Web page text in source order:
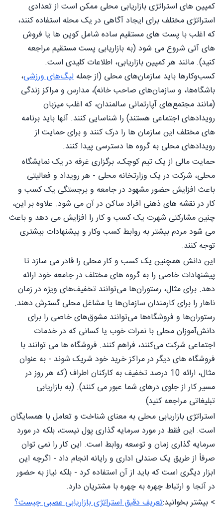
کمپین های استراتژی بازاریابی محلی ممکن است از تعدادی
استراتژی مختلف برای ایجاد آگاهی در یک محله استفاده کنند،
که اغلب با پست های مستقیم ساده شامل کوپن ها یا فروش
های آتی شروع می شود (به بازاریابی پست مستقیم مراجعه
کنید). مانند هر کمپین بازاریابی، اطلاعات کلیدی است.
کسب‌وکارها باید سازمان‌های محلی (از جمله لیگ‌های ورزشی،
باشگاه‌ها، و سازمان‌های صاحب خانه)، مدارس و مراکز زندگی
(مانند مجتمع‌های آپارتمانی سالمندان، که اغلب میزبان
رویدادهای اجتماعی هستند) را شناسایی کنند. آنها باید برنامه
های مختلف این سازمان ها را درک کنند و برای حمایت از
رویدادهای محلی به گروه ها دسترسی پیدا کنند.
حمایت مالی از یک تیم کوچک، برگزاری غرفه در یک نمایشگاه
محلی، شرکت در یک وزارتخانه محلی - هر رویداد و فعالیتی
باعث افزایش حضور مشهود در جامعه و برجستگی یک کسب و
کار در نقشه های ذهنی افراد ساکن در آن می شود. علاوه بر این،
چنین مشارکتی شهرت یک کسب و کار را افزایش می دهد و باعث
می شود مردم بیشتر به روابط کسب وکار و پیشنهادات بیشتری
توجه کنند.
این دانش همچنین یک کسب و کار محلی را قادر می سازد تا
پیشنهادات خاصی را به گروه های مختلف در جامعه خود ارائه
دهد. برای مثال، رستوران‌ها می‌توانند تخفیف‌های ویژه در زمان
ناهار را برای کارمندان سازمان‌ها یا مشاغل محلی گسترش دهند.
رستوران‌ها و فروشگاه‌ها می‌توانند مشوق‌های خاصی را برای
دانش‌آموزان محلی با نمرات خوب یا کسانی که در خدمات
اجتماعی شرکت می‌کنند، فراهم کنند. فروشگاه ها می توانند با
فروشگاه های دیگر در مراکز خرید خود شریک شوند - به عنوان
مثال، ارائه 10 درصد تخفیف به کارکنان اطراف (که هر روز در
مسیر کار از جلوی درهای شما عبور می کنند). (به بازاریابی
تبلیغاتی مراجعه کنید)
استراتژی بازاریابی محلی به معنای شناخت و تعامل با همسایگان
است. این فقط در مورد سرمایه گذاری پول نیست، بلکه در مورد
سرمایه گذاری زمان و توسعه روابط است. این کار را نمی توان
صرفاً از طریق یک صندلی اداری و رایانه انجام داد - اگرچه این
ابزار دیگری است که باید از آن استفاده کرد - بلکه نیاز به حضور
در آنجا و ارتباط چهره به چهره با مشتریان دارد.
> بیشتر بخوانید:تعریف دقیق استراتژی بازاریابی عصبی چیست؟